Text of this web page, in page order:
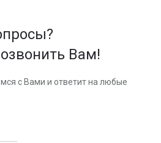
Вам!
с Вами и ответит на любые